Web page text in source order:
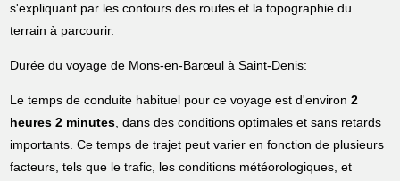
s'expliquant par les contours des routes et la topographie du
terrain à parcourir.
Durée du voyage de Mons-en-Barœul à Saint-Denis:
Le temps de conduite habituel pour ce voyage est d'environ2
heures 2 minutes, dans des conditions optimales et sans retards
importants. Ce temps de trajet peut varier en fonction de plusieurs
facteurs, tels que le trafic, les conditions météorologiques, et